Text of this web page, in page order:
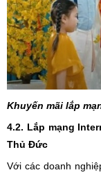
Khuyến mãi lắp
4.2. Lắp mạng
Thủ Đức
Với các doanh